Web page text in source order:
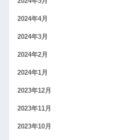
2024年4月
2024年3月
2024年2月
2024年1月
2023年12月
2023年11月
2023年10月